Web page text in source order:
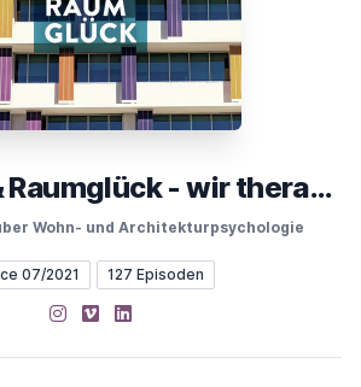
Wohnsinn & Raumglück - wir therapieren Räume!
Wohn- und Architekturpsychologie
07/2021 127 Episoden
Instagram
VimeoLinkedIn